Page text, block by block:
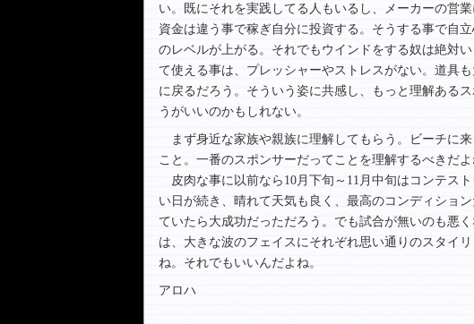
い。既にそれを実践してる人もいるし、メーカーの営
資金は違う事で稼ぎ自分に投資する。そうする事で自
のレベルが上がる。それでもウインドをする奴は絶対
て使える事は、プレッシャーやストレスがない。道具
に戻るだろう。そういう姿に共感し、もっと理解ある
うがいいのかもしれない。
まず身近な家族や親族に理解してもらう。ビーチに
こと。一番のスポンサーだってことを理解するべきだよ
皮肉な事に以前なら10月下旬～11月中旬はコンテス
い日が続き、晴れて天気も良く、最高のコンディショ
ていたら大成功だっただろう。でも試合が無いのも悪
は、大きな波のフェイスにそれぞれ思い通りのスタイ
ね。それでもいいんだよね。
アロハ